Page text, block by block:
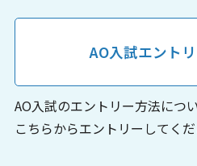
AO入試エント
AO入試のエントリー方法につ
こちらからエントリーしてくだ